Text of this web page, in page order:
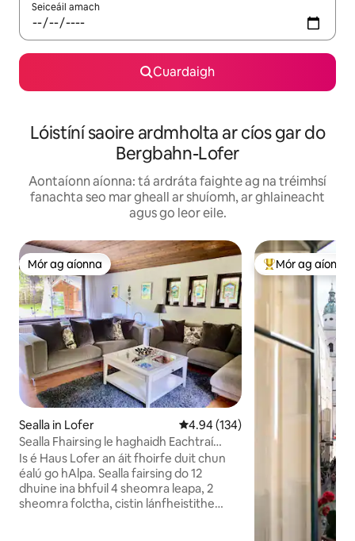
Seiceáil amach
Cuardaigh
Lóistíní saoire ardmholta ar cíos gar do
Bergbahn-Lofer
Aontaíonn aíonna: tá ardráta faighte ag na tréimhsí
fanachta seo mar gheall ar shuíomh, ar ghlaineacht
agus go leor eile.
Mór ag aíonna
Mór ag aíonna
Sealla in Lofer Meánrátáil 4.94 as 5, 134
4.94 (134)
Sealla Fhairsing le haghaidh Eachtraí
Sciála & Samhraidh
Is é Haus Lofer an áit fhoirfe duit chun
éalú go hAlpa. Sealla fairsing do 12
dhuine ina bhfuil 4 sheomra leapa, 2
sheomra folctha, cistin lánfheistithe
An-mhór ag
Mór ag aíonna